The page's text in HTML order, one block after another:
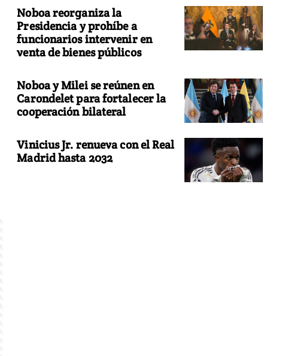
Noboa reorganiza la
Presidencia y prohíbe a
funcionarios intervenir en
venta de bienes públicos
Noboa y Milei se reúnen en
Carondelet para fortalecer la
cooperación bilateral
Vinicius Jr. renueva con el Real
Madrid hasta 2032